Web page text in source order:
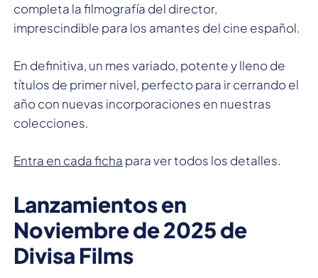
completa la filmografía del director,
imprescindible para los amantes del cine español.
En definitiva, un mes variado, potente y lleno de
títulos de primer nivel, perfecto para ir cerrando el
año con nuevas incorporaciones en nuestras
colecciones.
Entra en cada ficha para ver todos los detalles.
Lanzamientos en
Noviembre de 2025 de
Divisa Films